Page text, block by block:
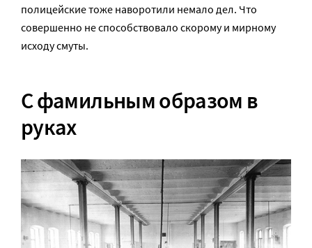
полицейские тоже наворотили немало дел. Что
совершенно не способствовало скорому и мирному
исходу смуты.
С фамильным образом в
руках